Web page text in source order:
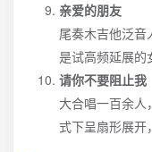
亲爱的朋友
尾奏木吉他泛音
是试高频延展的
请你不要阻止我
大合唱一百余
式下呈扇形展开